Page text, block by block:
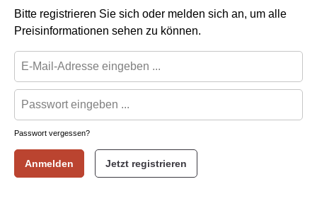
Bitte registrieren Sie sich oder melden sich an, um alle
Preisinformationen sehen zu können.
Passwort vergessen?
Anmelden Jetzt registrieren